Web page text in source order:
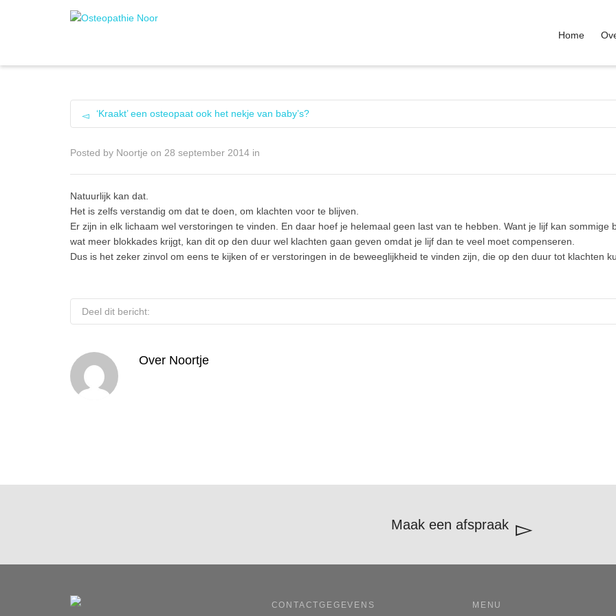
Home
‘Kraakt’ een osteopaat ook het nekje van baby’s?
Posted by Noortje on 28 september 2014 in
Natuurlijk kan dat.
Het is zelfs verstandig om dat te doen, om klachten voor te blijven.
Er zijn in elk lichaam wel verstoringen te vinden. En daar hoef je helemaal geen last van te hebben. Want je lijf kan
wat meer blokkades krijgt, kan dit op den duur wel klachten gaan geven omdat je lijf dan te veel moet compenseren.
Dus is het zeker zinvol om eens te kijken of er verstoringen in de beweeglijkheid te vinden zijn, die op den duur tot klachten
Deel dit bericht:
Over Noortje
Maak een afspraak
CONTACTGEGEVENS MENU